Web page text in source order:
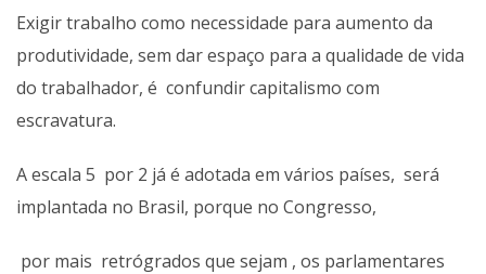
Exigir trabalho como necessidade para aumento da
produtividade, sem dar espaço para a qualidade de vida
do trabalhador, é confundir capitalismo com
escravatura.
A escala 5 por 2 já é adotada em vários países, será
implantada no Brasil, porque no Congresso,
por mais retrógrados que sejam , os parlamentares